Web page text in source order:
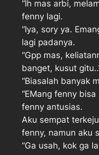
“Ih mas arbi,
fenny lagi.
“Iya, sory ya.
lagi padanya.
“Gpp mas,
banget, kusut
“Biasalah banyak
“EMang fenny
fenny antusias.
Aku sempat
fenny, namun aku
“Ga usah, kok ga